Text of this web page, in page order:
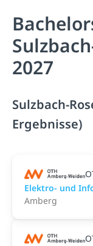
2027
Sulzbach-
Ergebnisse)
Elektro- und
Amberg